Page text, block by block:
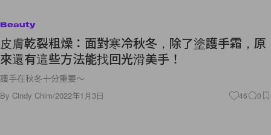
Beauty
皮膚乾裂粗燥：面對寒冷秋冬，除了塗護手霜，原
來還有這些方法能找回光滑美手！
護手在秋冬十分重要～
By Cindy Chim/2022年1月3日 46 0